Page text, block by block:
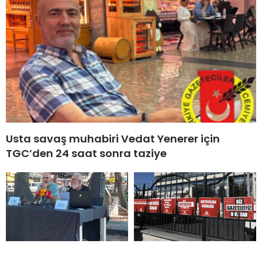
Usta savaş muhabiri Vedat Yenerer için
TGC’den 24 saat sonra taziye